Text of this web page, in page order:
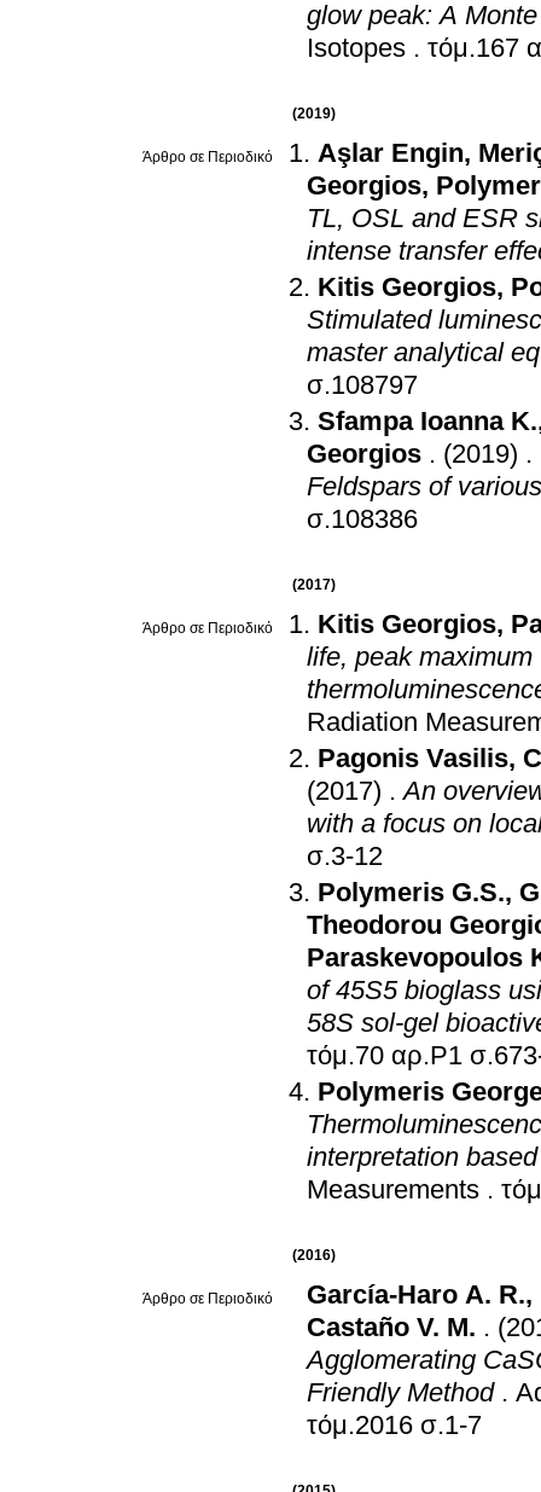
glow peak: A
Isotopes .
(2019)
Άρθρο σε Περιοδικό Aşlar Engin,
Georgios,
TL, OSL and ESR
intense transfer
Kitis Georgios,
Stimulated
master analytical
σ.108797
Sfampa Ioanna K.
Georgios . (2019) .
Feldspars of
σ.108386
(2017)
Άρθρο σε Περιοδικό Kitis Georgios,
life, peak
Radiation
Pagonis Vasilis,
(2017) .An
with a focus on
σ.3-12
Polymeris G.S.,
Theodorou
Paraskevopoulos
of 45S5 bioglass
58S sol-gel
τόμ.70
Polymeris
interpretation
Measurements .
(2016)
Άρθρο σε Περιοδικό García-Haro A. R.,
Castaño V. M. .
Agglomerating
Friendly Method .
τόμ.2016 σ.1-7